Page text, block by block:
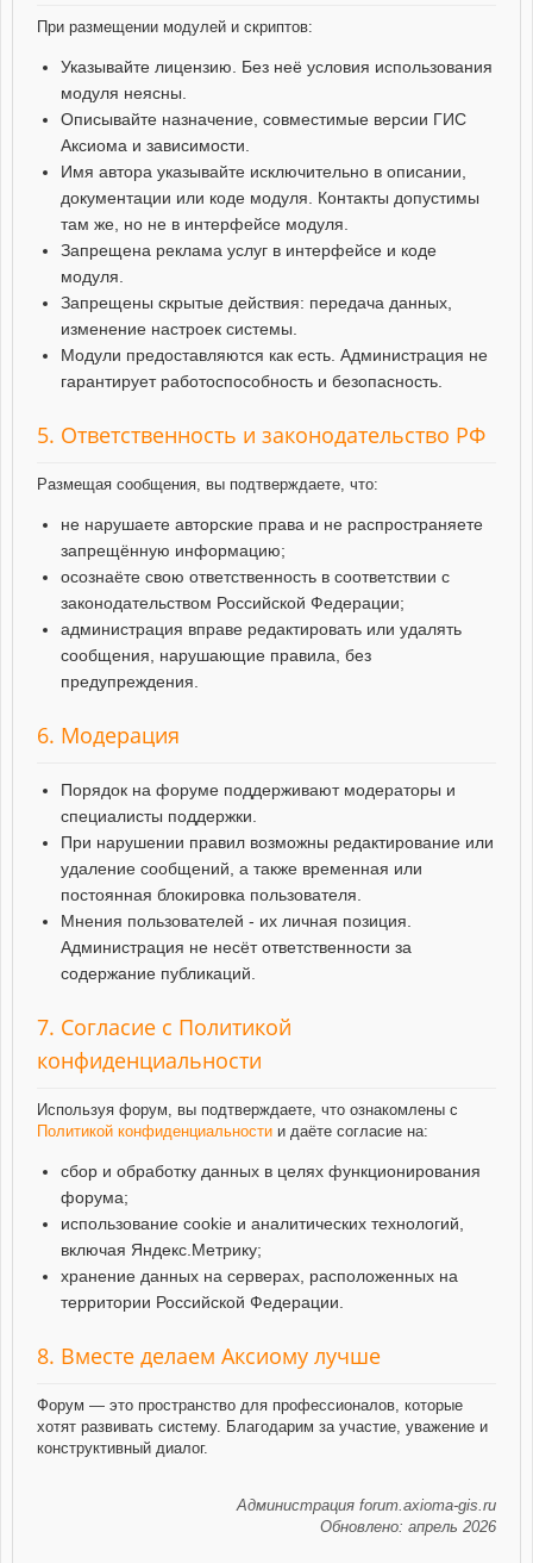
При размещении модулей и скриптов:
Указывайте лицензию. Без неё условия использования
модуля неясны.
Описывайте назначение, совместимые версии ГИС
Аксиома и зависимости.
Имя автора указывайте исключительно в описании,
документации или коде модуля. Контакты допустимы
там же, но не в интерфейсе модуля.
Запрещена реклама услуг в интерфейсе и коде
модуля.
Запрещены скрытые действия: передача данных,
изменение настроек системы.
Модули предоставляются как есть. Администрация не
гарантирует работоспособность и безопасность.
5. Ответственность и законодательство РФ
Размещая сообщения, вы подтверждаете, что:
не нарушаете авторские права и не распространяете
запрещённую информацию;
осознаёте свою ответственность в соответствии с
законодательством Российской Федерации;
администрация вправе редактировать или удалять
сообщения, нарушающие правила, без
предупреждения.
6. Модерация
Порядок на форуме поддерживают модераторы и
специалисты поддержки.
При нарушении правил возможны редактирование или
удаление сообщений, а также временная или
постоянная блокировка пользователя.
Мнения пользователей - их личная позиция.
Администрация не несёт ответственности за
содержание публикаций.
7. Согласие с Политикой
конфиденциальности
Используя форум, вы подтверждаете, что ознакомлены с
Политикой конфиденциальности и даёте согласие на:
сбор и обработку данных в целях функционирования
форума;
использование cookie и аналитических технологий,
включая Яндекс.Метрику;
хранение данных на серверах, расположенных на
территории Российской Федерации.
8. Вместе делаем Аксиому лучше
Форум — это пространство для профессионалов, которые
хотят развивать систему. Благодарим за участие, уважение и
конструктивный диалог.
Администрация forum.axioma-gis.ru
Обновлено: апрель 2026